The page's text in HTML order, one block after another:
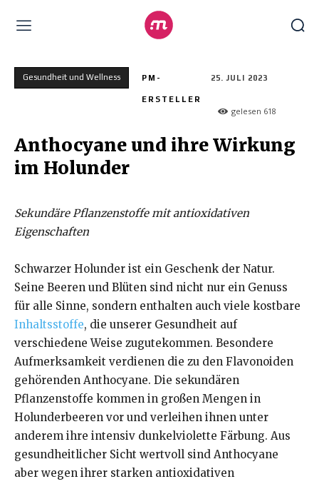
Gesundheit und Wellness PM-
ERSTELLER
25. JULI 2023
gelesen 618
Anthocyane und ihre Wirkung
im Holunder
Sekundäre Pflanzenstoffe mit antioxidativen
Eigenschaften
Schwarzer Holunder ist ein Geschenk der Natur.
Seine Beeren und Blüten sind nicht nur ein Genuss
für alle Sinne, sondern enthalten auch viele kostbare
Inhaltsstoffe, die unserer Gesundheit auf
verschiedene Weise zugutekommen. Besondere
Aufmerksamkeit verdienen die zu den Flavonoiden
gehörenden Anthocyane. Die sekundären
Pflanzenstoffe kommen in großen Mengen in
Holunderbeeren vor und verleihen ihnen unter
anderem ihre intensiv dunkelviolette Färbung. Aus
gesundheitlicher Sicht wertvoll sind Anthocyane
aber wegen ihrer starken antioxidativen